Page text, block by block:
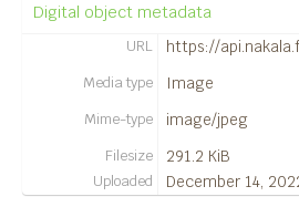
Digital object metadata
URL https://
Media type Image
Mime-type image/jpeg
Filesize 291.2 KiB
Uploaded December 14,